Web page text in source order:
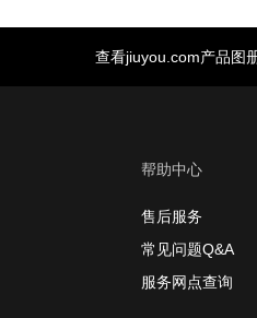
查看jiuyou.com产品图
帮助中心
售后服务
常见问题Q&A
服务网点查询